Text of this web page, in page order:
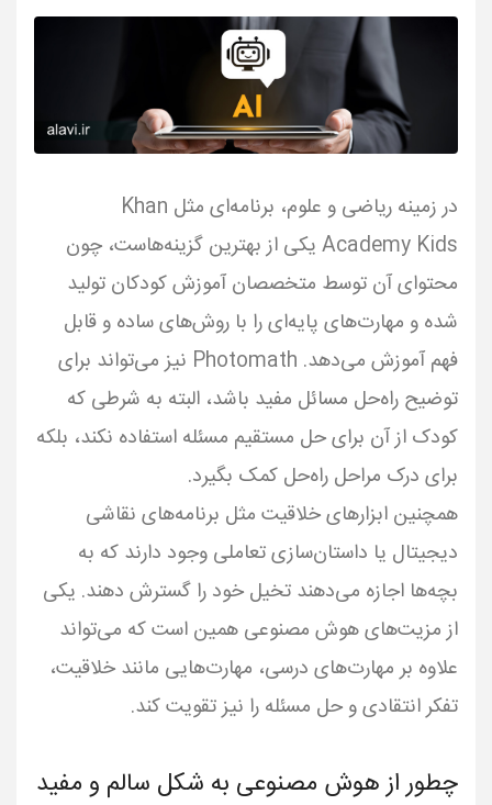
در زمینه ریاضی و علوم، برنامه‌ای مثل Khan
Academy Kids یکی از بهترین گزینه‌هاست، چون
محتوای آن توسط متخصصان آموزش کودکان تولید
شده و مهارت‌های پایه‌ای را با روش‌های ساده و قابل
فهم آموزش می‌دهد. Photomath نیز می‌تواند برای
توضیح راه‌حل مسائل مفید باشد، البته به شرطی که
کودک از آن برای حل مستقیم مسئله استفاده نکند، بلکه
همچنین ابزارهای خلاقیت مثل برنامه‌های نقاشی
دیجیتال یا داستان‌سازی تعاملی وجود دارند که به
بچه‌ها اجازه می‌دهند تخیل خود را گسترش دهند. یکی
از مزیت‌های هوش مصنوعی همین است که می‌تواند
علاوه بر مهارت‌های درسی، مهارت‌هایی مانند خلاقیت،
تفکر انتقادی و حل مسئله را نیز تقویت کند.
چطور از هوش مصنوعی به شکل سالم و مفید